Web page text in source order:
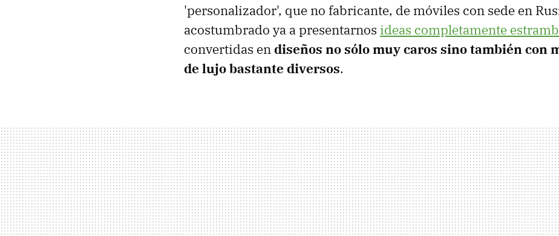
'personalizador', que no fabricante, de móviles con sede en
acostumbrado ya a presentarnos ideas completamente
convertidas endiseños no sólo muy caros sino también con
de lujo bastante diversos.